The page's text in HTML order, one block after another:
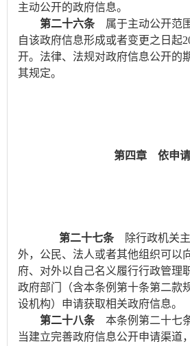
主动公开的政府信息。
第二十六条属于主动公开范
自该政府信息形成或者变更之日起
开。法律、法规对政府信息公开的
其规定。
第四章 依申
第二十七条除行政机关主
外，公民、法人或者其他组织可以
府、对外以自己名义履行行政管理
政府部门（含本条例第十条第二款
设机构）申请获取相关政府信息。
第二十八条本条例第二十七
当建立完善政府信息公开申请渠道